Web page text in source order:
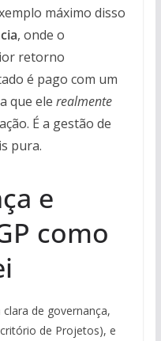
máximo disso
, onde o
retorno
é pago com um
que ele realmente
É a gestão de
pura.
e
como
de governança,
de Projetos), e